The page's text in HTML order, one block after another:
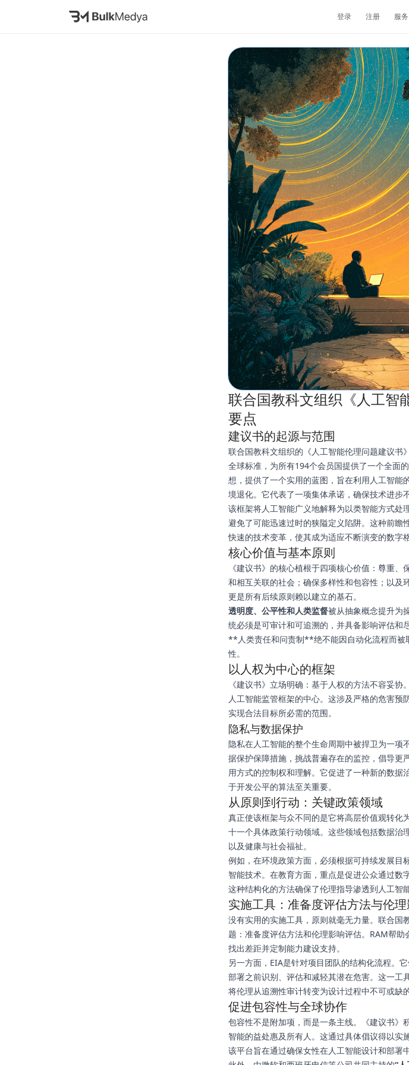
登录 注册 服务
联合国教科文组织《人工智
要点
建议书的起源与范围
联合国教科文组织的《人工智能伦理问题建议
全球标准，为所有194个会员国提供了一个全面
想，提供了一个实用的蓝图，旨在利用人工智
境退化。它代表了一项集体承诺，确保技术进步
该框架将人工智能广义地解释为以类智能方式处
避免了可能迅速过时的狭隘定义陷阱。这种前瞻
快速的技术变革，使其成为适应不断演变的数字
核心价值与基本原则
《建议书》的核心植根于四项核心价值：尊重
和相互关联的社会；确保多样性和包容性；以及
更是所有后续原则赖以建立的基石。
透明度、公平性和人类监督被从抽象概念提升为
统必须是可审计和可追溯的，并具备影响评估和
**人类责任和问责制**绝不能因自动化流程而被
性。
以人权为中心的框架
《建议书》立场明确：基于人权的方法不容妥
人工智能监管框架的中心。这涉及严格的危害
实现合法目标所必需的范围。
隐私与数据保护
隐私在人工智能的整个生命周期中被捍卫为一项
据保护保障措施，挑战普遍存在的监控，倡导更
用方式的控制权和理解。它促进了一种新的数
于开发公平的算法至关重要。
从原则到行动：关键政策领域
真正使该框架与众不同的是它将高层价值观转化
十一个具体政策行动领域。这些领域包括数据治
以及健康与社会福祉。
例如，在环境政策方面，必须根据可持续发展目
智能技术。在教育方面，重点是促进公众通过数
这种结构化的方法确保了伦理指导渗透到人工智
实施工具：准备度评估方法与伦
没有实用的实施工具，原则就毫无力量。联合国
题：准备度评估方法和伦理影响评估。RAM帮助
找出差距并定制能力建设支持。
另一方面，EIA是针对项目团队的结构化流程。
部署之前识别、评估和减轻其潜在危害。这一工
将伦理从追溯性审计转变为设计过程中不可或缺
促进包容性与全球协作
包容性不是附加项，而是一条主线。《建议书》
智能的益处惠及所有人。这通过具体倡议得以实
该平台旨在通过确保女性在人工智能设计和部署